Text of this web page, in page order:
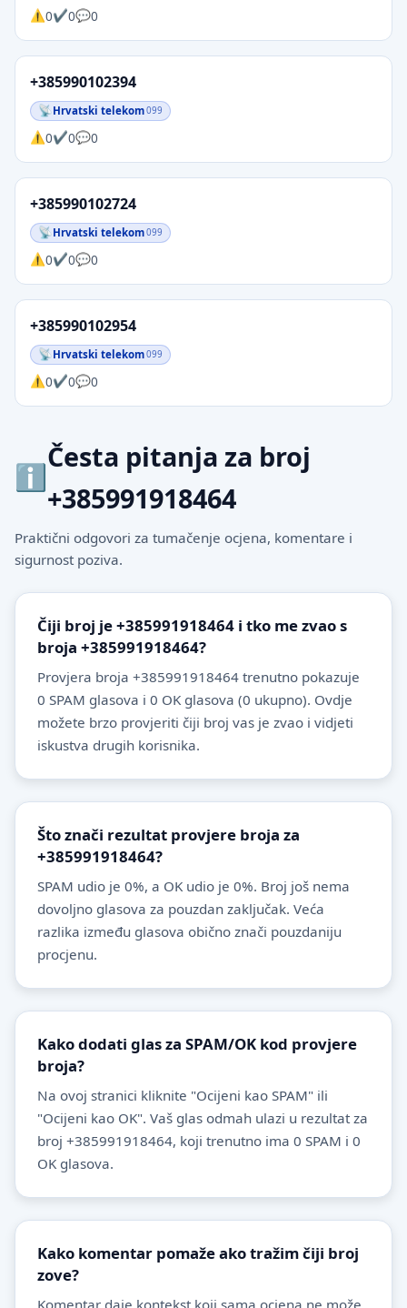
0 0 0
+385990102394
Hrvatski telekom099
0 0 0
+385990102724
Hrvatski telekom099
0 0 0
+385990102954
Hrvatski telekom099
0 0 0
Česta pitanja za broj
+385991918464
Praktični odgovori za tumačenje ocjena, komentare i
sigurnost poziva.
Čiji broj je +385991918464 i tko me zvao s
broja +385991918464?
Provjera broja +385991918464 trenutno pokazuje
0 SPAM glasova i 0 OK glasova (0 ukupno). Ovdje
možete brzo provjeriti čiji broj vas je zvao i vidjeti
iskustva drugih korisnika.
Što znači rezultat provjere broja za
+385991918464?
SPAM udio je 0%, a OK udio je 0%. Broj još nema
dovoljno glasova za pouzdan zaključak. Veća
razlika između glasova obično znači pouzdaniju
procjenu.
Kako dodati glas za SPAM/OK kod provjere
broja?
Na ovoj stranici kliknite "Ocijeni kao SPAM" ili
"Ocijeni kao OK". Vaš glas odmah ulazi u rezultat za
broj +385991918464, koji trenutno ima 0 SPAM i 0
OK glasova.
Kako komentar pomaže ako tražim čiji broj
zove?
Komentar daje kontekst koji sama ocjena ne može